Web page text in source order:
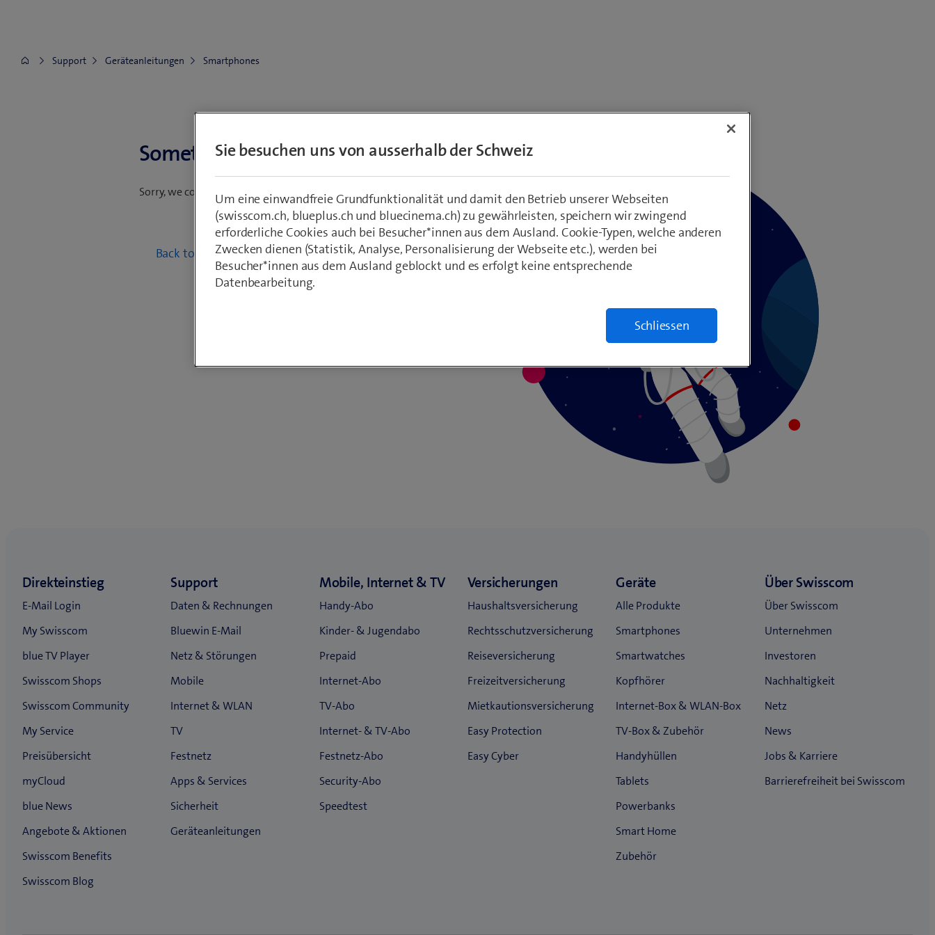
Support Geräteanleitungen Smartphones
Something went wrong
Sorry, we could not find your requested page.
Back to mobile guides
Sie besuchen uns von ausserhalb der Schweiz
Um eine einwandfreie Grundfunktionalität und damit den Betrieb unserer Webseiten
(swisscom.ch, blueplus.ch und bluecinema.ch) zu gewährleisten, speichern wir zwingend
erforderliche Cookies auch bei Besucher*innen aus dem Ausland. Cookie-Typen, welche anderen
Zwecken dienen (Statistik, Analyse, Personalisierung der Webseite etc.), werden bei
Besucher*innen aus dem Ausland geblockt und es erfolgt keine entsprechende
Datenbearbeitung.
Schliessen